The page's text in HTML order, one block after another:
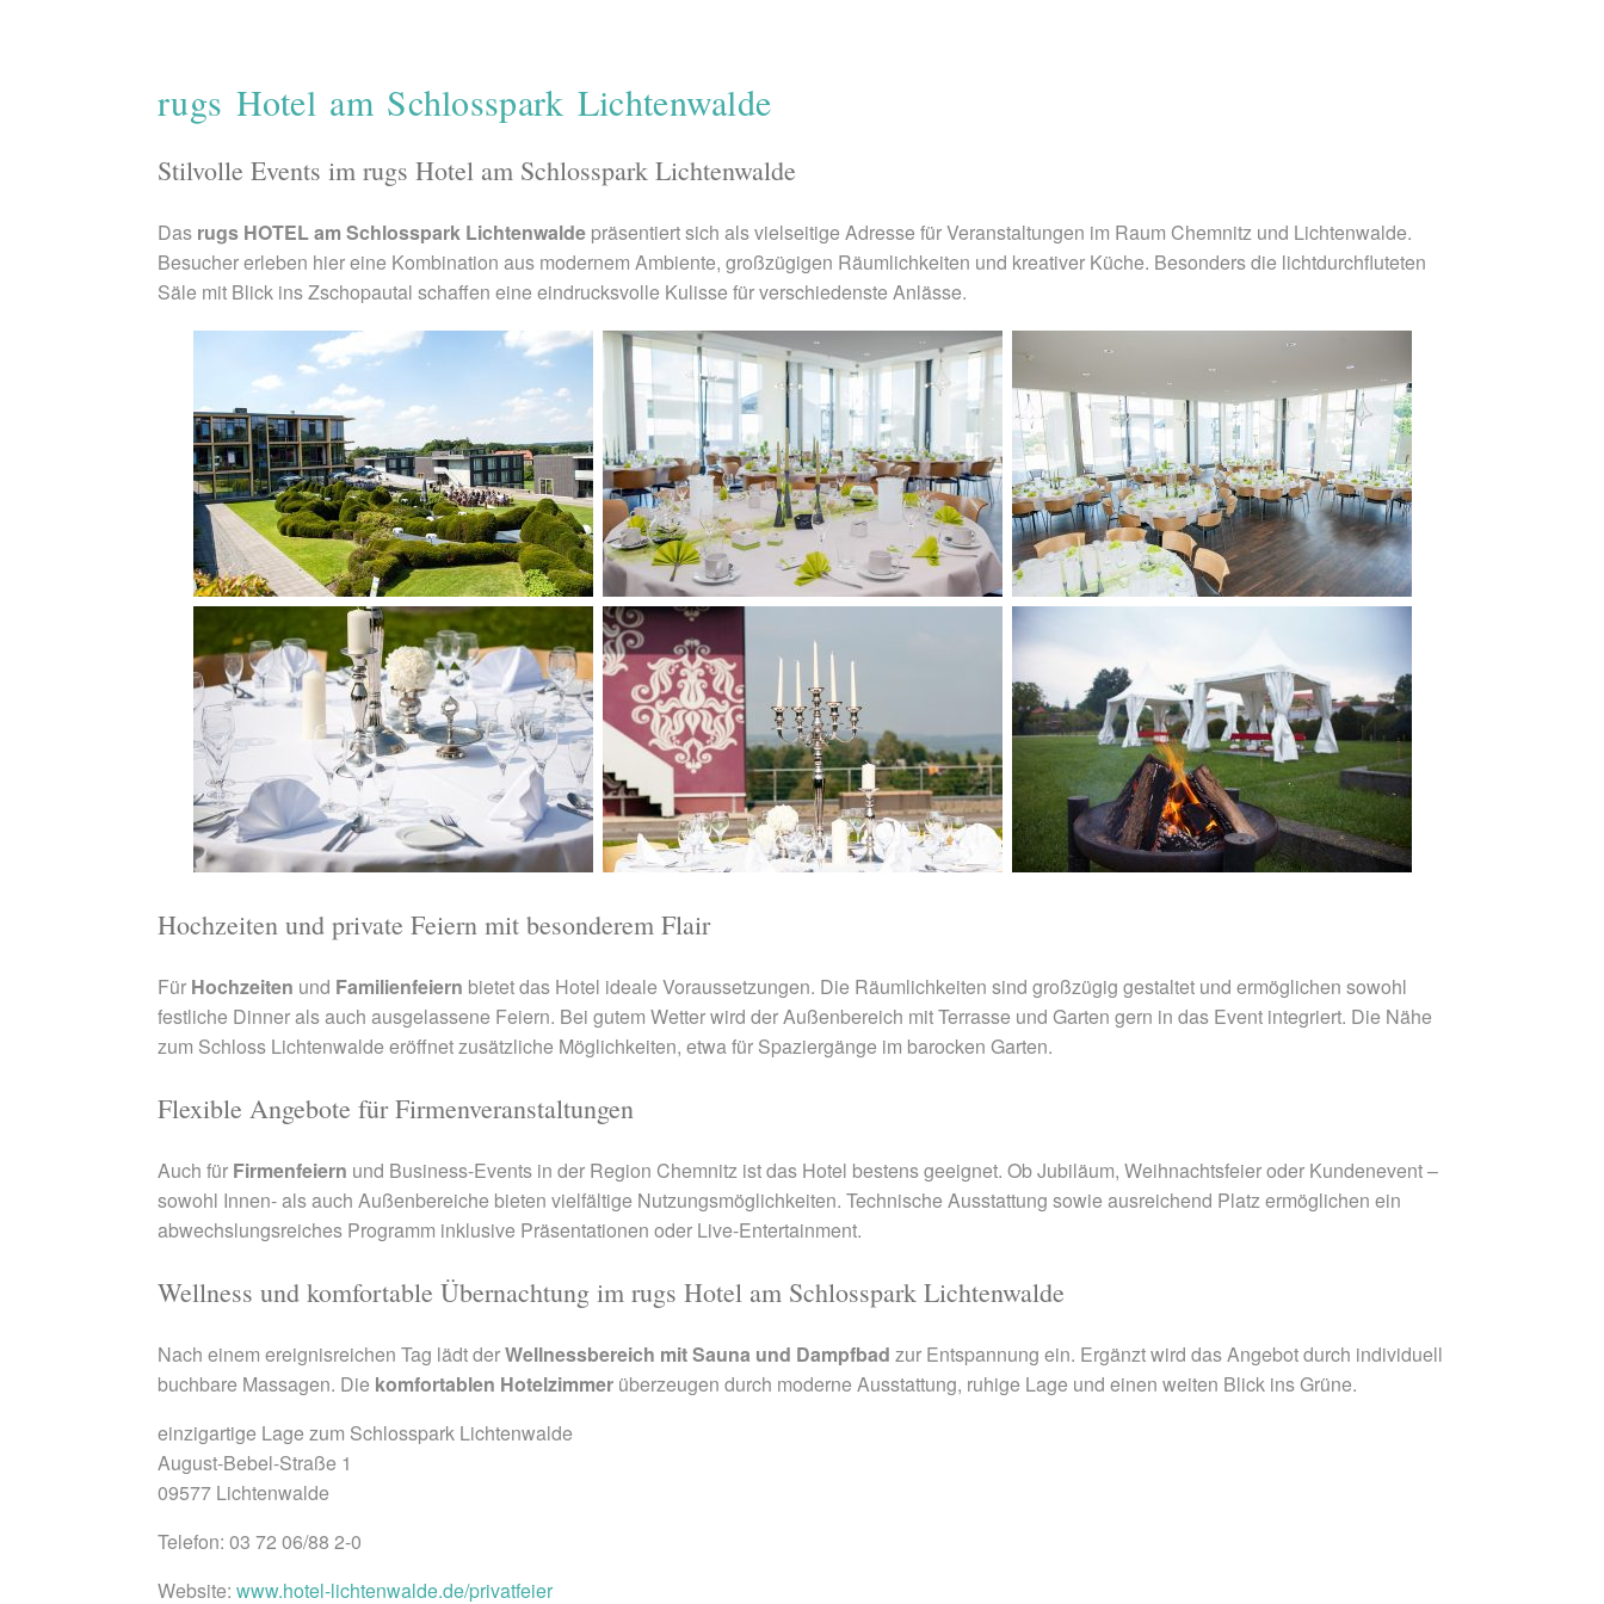
rugs Hotel am Schlosspark Lichtenwalde
Stilvolle Events im rugs Hotel am Schlosspark Lichtenwalde
Das rugs HOTEL am Schlosspark Lichtenwalde präsentiert sich als vielseitige Adresse für Veranstaltungen im Raum Chemnitz und Lichtenwalde.
Besucher erleben hier eine Kombination aus modernem Ambiente, großzügigen Räumlichkeiten und kreativer Küche. Besonders die lichtdurchfluteten
Säle mit Blick ins Zschopautal schaffen eine eindrucksvolle Kulisse für verschiedenste Anlässe.
Hochzeiten und private Feiern mit besonderem Flair
Für Hochzeiten und Familienfeiern bietet das Hotel ideale Voraussetzungen. Die Räumlichkeiten sind großzügig gestaltet und ermöglichen sowohl
festliche Dinner als auch ausgelassene Feiern. Bei gutem Wetter wird der Außenbereich mit Terrasse und Garten gern in das Event integriert. Die Nähe
zum Schloss Lichtenwalde eröffnet zusätzliche Möglichkeiten, etwa für Spaziergänge im barocken Garten.
Flexible Angebote für Firmenveranstaltungen
Auch für Firmenfeiern und Business-Events in der Region Chemnitz ist das Hotel bestens geeignet. Ob Jubiläum, Weihnachtsfeier oder Kundenevent –
sowohl Innen- als auch Außenbereiche bieten vielfältige Nutzungsmöglichkeiten. Technische Ausstattung sowie ausreichend Platz ermöglichen ein
abwechslungsreiches Programm inklusive Präsentationen oder Live-Entertainment.
Wellness und komfortable Übernachtung im rugs Hotel am Schlosspark Lichtenwalde
Nach einem ereignisreichen Tag lädt derWellnessbereich mit Sauna und Dampfbad zur Entspannung ein. Ergänzt wird das Angebot durch individuell
buchbare Massagen. Die komfortablen Hotelzimmer überzeugen durch moderne Ausstattung, ruhige Lage und einen weiten Blick ins Grüne.
einzigartige Lage zum Schlosspark Lichtenwalde
August-Bebel-Straße 1
09577 Lichtenwalde
Telefon: 03 72 06/88 2-0
Website: www.hotel-lichtenwalde.de/privatfeier